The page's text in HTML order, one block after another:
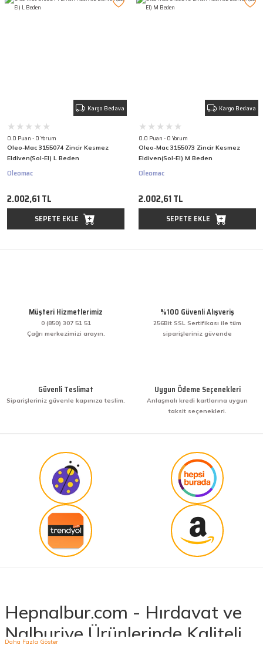
Kargo Bedava
0.0 Puan - 0 Yorum
Oleo-Mac 3155074 Zincir Kesmez
Eldiven(Sol-El) L Beden
Oleomac
2.002,61 TL
SEPETE EKLE
Kargo Bedava
0.0 Puan - 0 Yorum
Oleo-Mac 3155073 Zincir Kesmez
Eldiven(Sol-El) M Beden
Oleomac
2.002,61 TL
SEPETE EKLE
Müşteri Hizmetlerimiz
0 (850) 307 51 51
Çağrı merkezimizi arayın.
%100 Güvenli Alışveriş
256Bit SSL Sertifikası ile tüm
siparişleriniz güvende
Güvenli Teslimat
Siparişleriniz güvenle kapınıza teslim.
Uygun Ödeme Seçenekleri
Anlaşmalı kredi kartlarına uygun
taksit seçenekleri.
Hepnalbur.com - Hırdavat ve
Nalburiye Ürünlerinde Kaliteli